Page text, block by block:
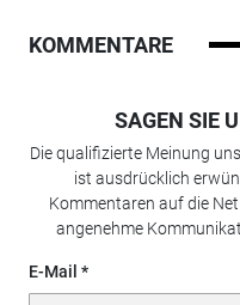
KOMMENTARE
SAGEN SIE
Die qualifizierte Meinung
ist ausdrücklich
Kommentaren auf die
angenehme
E-Mail